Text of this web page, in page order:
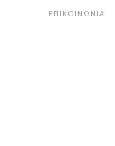
ΕΠΙΚΟΙΝΩΝΙΑ